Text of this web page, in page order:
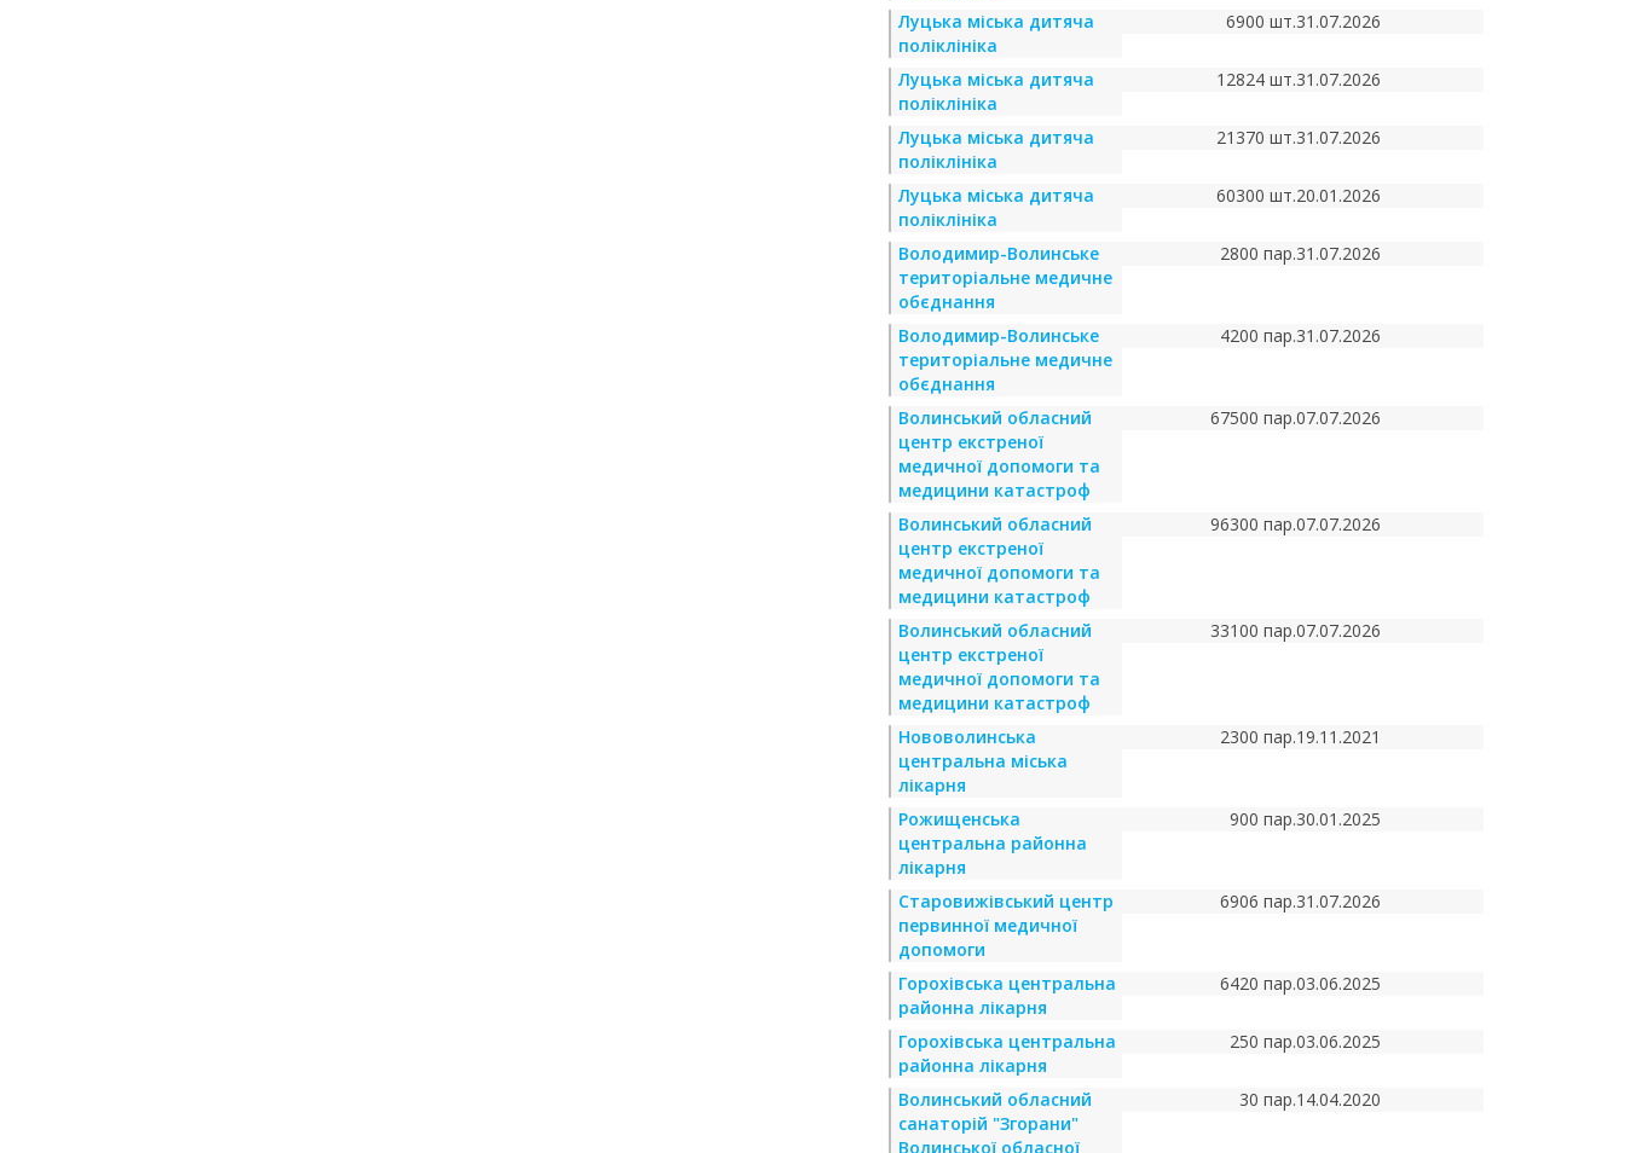
Луцька міська дитяча
поліклініка
6900 шт.31.07.2026
Луцька міська дитяча
поліклініка
12824 шт.31.07.2026
Луцька міська дитяча
поліклініка
21370 шт.31.07.2026
Луцька міська дитяча
поліклініка
60300 шт.20.01.2026
Володимир-Волинське
територіальне медичне
обєднання
2800 пар.31.07.2026
Володимир-Волинське
територіальне медичне
обєднання
4200 пар.31.07.2026
Волинський обласний
центр екстреної
медичної допомоги та
медицини катастроф
67500 пар.07.07.2026
Волинський обласний
центр екстреної
медичної допомоги та
медицини катастроф
96300 пар.07.07.2026
Волинський обласний
центр екстреної
медичної допомоги та
медицини катастроф
33100 пар.07.07.2026
Нововолинська
центральна міська
лікарня
2300 пар.19.11.2021
Рожищенська
центральна районна
лікарня
900 пар.30.01.2025
Старовижівський центр
первинної медичної
допомоги
6906 пар.31.07.2026
Горохівська центральна
районна лікарня
6420 пар.03.06.2025
Горохівська центральна
районна лікарня
250 пар.03.06.2025
Волинський обласний
санаторій "Згорани"
Волинської обласної
30 пар.14.04.2020